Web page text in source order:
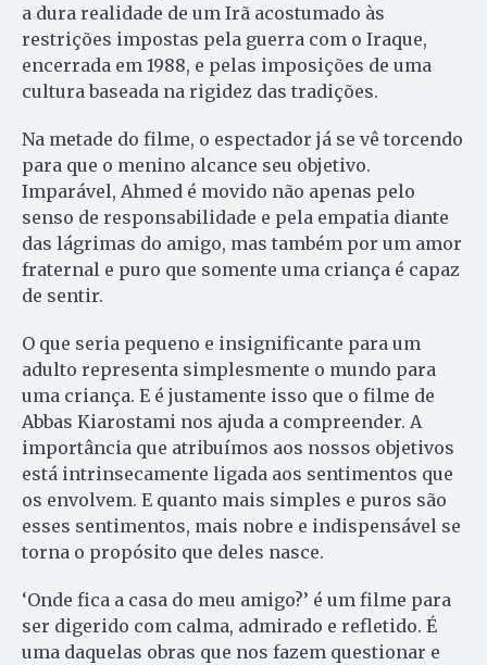
a dura realidade de um Irã acostumado às
restrições impostas pela guerra com o Iraque,
encerrada em 1988, e pelas imposições de uma
cultura baseada na rigidez das tradições.
Na metade do filme, o espectador já se vê torcendo
para que o menino alcance seu objetivo.
Imparável, Ahmed é movido não apenas pelo
senso de responsabilidade e pela empatia diante
das lágrimas do amigo, mas também por um amor
fraternal e puro que somente uma criança é capaz
de sentir.
O que seria pequeno e insignificante para um
adulto representa simplesmente o mundo para
uma criança. E é justamente isso que o filme de
Abbas Kiarostami nos ajuda a compreender. A
importância que atribuímos aos nossos objetivos
está intrinsecamente ligada aos sentimentos que
os envolvem. E quanto mais simples e puros são
esses sentimentos, mais nobre e indispensável se
torna o propósito que deles nasce.
‘Onde fica a casa do meu amigo?’ é um filme para
ser digerido com calma, admirado e refletido. É
uma daquelas obras que nos fazem questionar e